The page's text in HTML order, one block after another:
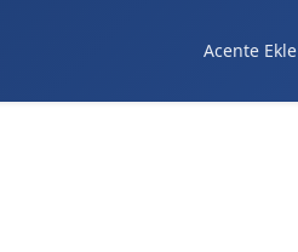
Acente Ekle